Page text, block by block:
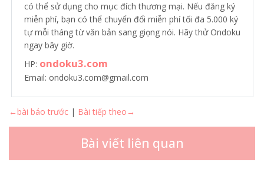
có thể sử dụng cho mục đích thương mại. Nếu đăng ký
miễn phí, bạn có thể chuyển đổi miễn phí tối đa 5.000 ký
tự mỗi tháng từ văn bản sang giọng nói. Hãy thử Ondoku
ngay bây giờ.
HP: ondoku3.com
Email: ondoku3.com@gmail.com
←bài báo trước | Bài tiếp theo→
Bài viết liên quan